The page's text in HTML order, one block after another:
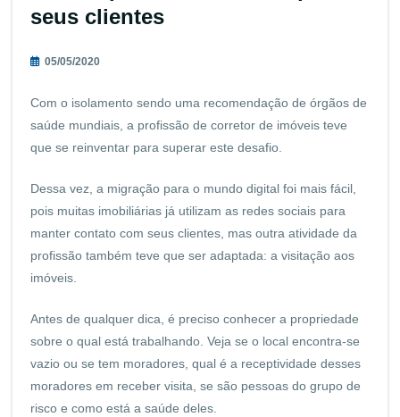
seus clientes
05/05/2020
Com o isolamento sendo uma recomendação de órgãos de
saúde mundiais, a profissão de corretor de imóveis teve
que se reinventar para superar este desafio.
Dessa vez, a migração para o mundo digital foi mais fácil,
pois muitas imobiliárias já utilizam as redes sociais para
manter contato com seus clientes, mas outra atividade da
profissão também teve que ser adaptada: a visitação aos
imóveis.
Antes de qualquer dica, é preciso conhecer a propriedade
sobre o qual está trabalhando. Veja se o local encontra-se
vazio ou se tem moradores, qual é a receptividade desses
moradores em receber visita, se são pessoas do grupo de
risco e como está a saúde deles.